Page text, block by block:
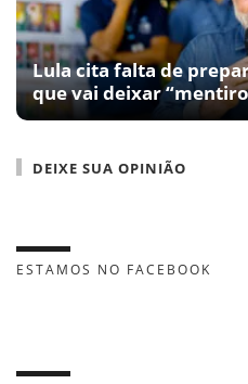
Lula cita falta de
que vai deixar
DEIXE SUA OPINIÃO
ESTAMOS NO FACEBOOK